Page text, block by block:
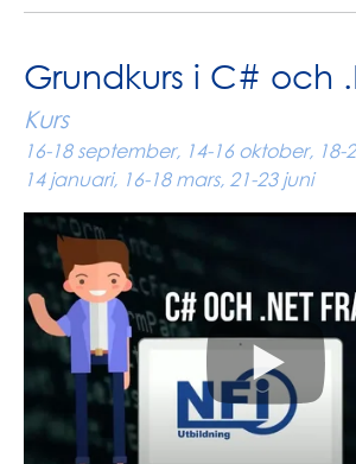
Grundkurs i C# och
Kurs
16-18 september, 14-16 oktober,
14 januari, 16-18 mars, 21-23 juni